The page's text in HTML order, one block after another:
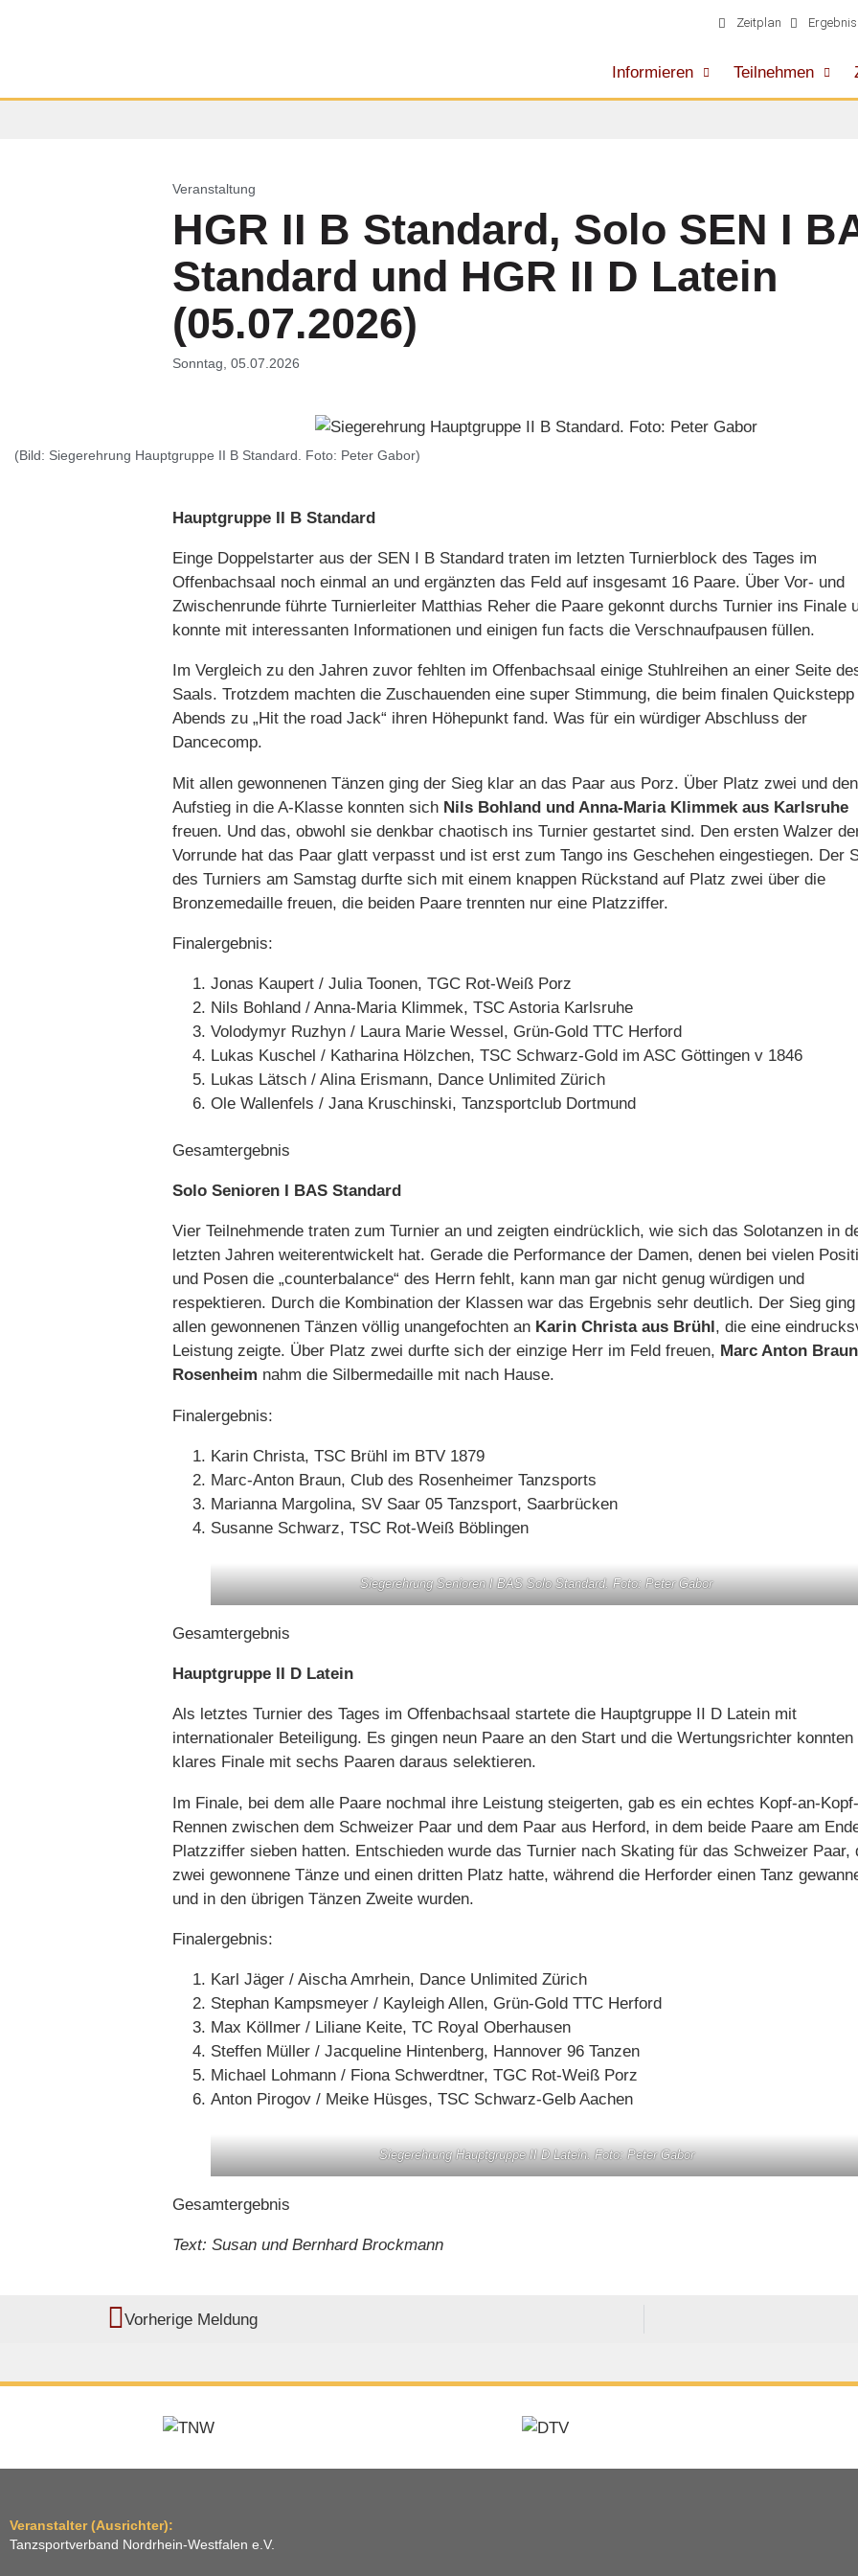
Zeitplan
Informieren Teilnehmen
Veranstaltung
HGR II B Standard, Solo SEN I
Standard und HGR II D Latein
(05.07.2026)
Sonntag, 05.07.2026
(Bild: Siegerehrung Hauptgruppe II B Standard. Foto: Peter Gabor)
Hauptgruppe II B Standard
Einge Doppelstarter aus der SEN I B Standard traten im letzten Turnierblock des Tages im
Offenbachsaal noch einmal an und ergänzten das Feld auf insgesamt 16 Paare. Über Vor- und
Zwischenrunde führte Turnierleiter Matthias Reher die Paare gekonnt durchs Turnier ins Finale
konnte mit interessanten Informationen und einigen fun facts die Verschnaufpausen füllen.
Im Vergleich zu den Jahren zuvor fehlten im Offenbachsaal einige Stuhlreihen an einer Seite
Saals. Trotzdem machten die Zuschauenden eine super Stimmung, die beim finalen Quickstepp
Abends zu „Hit the road Jack“ ihren Höhepunkt fand. Was für ein würdiger Abschluss der
Dancecomp.
Mit allen gewonnenen Tänzen ging der Sieg klar an das Paar aus Porz. Über Platz zwei und den
Aufstieg in die A-Klasse konnten sich Nils Bohland und Anna-Maria Klimmek aus Karlsruhe
freuen. Und das, obwohl sie denkbar chaotisch ins Turnier gestartet sind. Den ersten Walzer
Vorrunde hat das Paar glatt verpasst und ist erst zum Tango ins Geschehen eingestiegen. Der
des Turniers am Samstag durfte sich mit einem knappen Rückstand auf Platz zwei über die
Bronzemedaille freuen, die beiden Paare trennten nur eine Platzziffer.
Finalergebnis:
Jonas Kaupert / Julia Toonen, TGC Rot-Weiß Porz
Nils Bohland / Anna-Maria Klimmek, TSC Astoria Karlsruhe
Volodymyr Ruzhyn / Laura Marie Wessel, Grün-Gold TTC Herford
Lukas Kuschel / Katharina Hölzchen, TSC Schwarz-Gold im ASC Göttingen v 1846
Lukas Lätsch / Alina Erismann, Dance Unlimited Zürich
Ole Wallenfels / Jana Kruschinski, Tanzsportclub Dortmund
Gesamtergebnis
Solo Senioren I BAS Standard
Vier Teilnehmende traten zum Turnier an und zeigten eindrücklich, wie sich das Solotanzen in
letzten Jahren weiterentwickelt hat. Gerade die Performance der Damen, denen bei vielen
und Posen die „counterbalance“ des Herrn fehlt, kann man gar nicht genug würdigen und
respektieren. Durch die Kombination der Klassen war das Ergebnis sehr deutlich. Der Sieg
allen gewonnenen Tänzen völlig unangefochten an Karin Christa aus Brühl, die eine
Leistung zeigte. Über Platz zwei durfte sich der einzige Herr im Feld freuen, Marc Anton
Rosenheim nahm die Silbermedaille mit nach Hause.
Finalergebnis:
Karin Christa, TSC Brühl im BTV 1879
Marc-Anton Braun, Club des Rosenheimer Tanzsports
Marianna Margolina, SV Saar 05 Tanzsport, Saarbrücken
Susanne Schwarz, TSC Rot-Weiß Böblingen
Siegerehrung Senioren I BAS Solo Standard. Foto: Peter Gabor
Gesamtergebnis
Hauptgruppe II D Latein
Als letztes Turnier des Tages im Offenbachsaal startete die Hauptgruppe II D Latein mit
internationaler Beteiligung. Es gingen neun Paare an den Start und die Wertungsrichter konnten
klares Finale mit sechs Paaren daraus selektieren.
Im Finale, bei dem alle Paare nochmal ihre Leistung steigerten, gab es ein echtes Kopf-an-Kopf-
Rennen zwischen dem Schweizer Paar und dem Paar aus Herford, in dem beide Paare am
Platzziffer sieben hatten. Entschieden wurde das Turnier nach Skating für das Schweizer Paar,
zwei gewonnene Tänze und einen dritten Platz hatte, während die Herforder einen Tanz
und in den übrigen Tänzen Zweite wurden.
Finalergebnis:
Karl Jäger / Aischa Amrhein, Dance Unlimited Zürich
Stephan Kampsmeyer / Kayleigh Allen, Grün-Gold TTC Herford
Max Köllmer / Liliane Keite, TC Royal Oberhausen
Steffen Müller / Jacqueline Hintenberg, Hannover 96 Tanzen
Michael Lohmann / Fiona Schwerdtner, TGC Rot-Weiß Porz
Anton Pirogov / Meike Hüsges, TSC Schwarz-Gelb Aachen
Siegerehrung Hauptgruppe II D Latein. Foto: Peter Gabor
Gesamtergebnis
Text: Susan und Bernhard Brockmann
Vorherige Meldung
Veranstalter (Ausrichter):
Tanzsportverband Nordrhein-Westfalen e.V.